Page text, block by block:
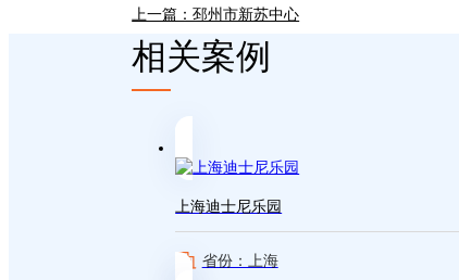
上一篇：邳州市新苏中心
相关案例
上海迪士尼乐园
省份：上海